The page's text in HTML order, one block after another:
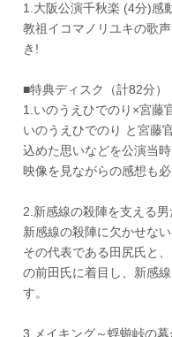
1.大阪公演千秋楽 (4分)感
教祖イコマノリユキの歌
き!
■特典ディスク（計82分）
1.いのうえひでのり×宮藤
いのうえひでのり と宮藤
込めた思いなどを公演当
映像を見ながらの感想も必
2.新感線の殺陣を支える
新感線の殺陣に欠かせな
その代表である田尻氏と
の前田氏に着目し、新感
す。
3.メイキング～蜉蝣峠の幕